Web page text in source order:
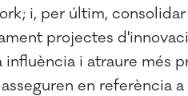
i, per últim,
projectes
i atraure més
en referència